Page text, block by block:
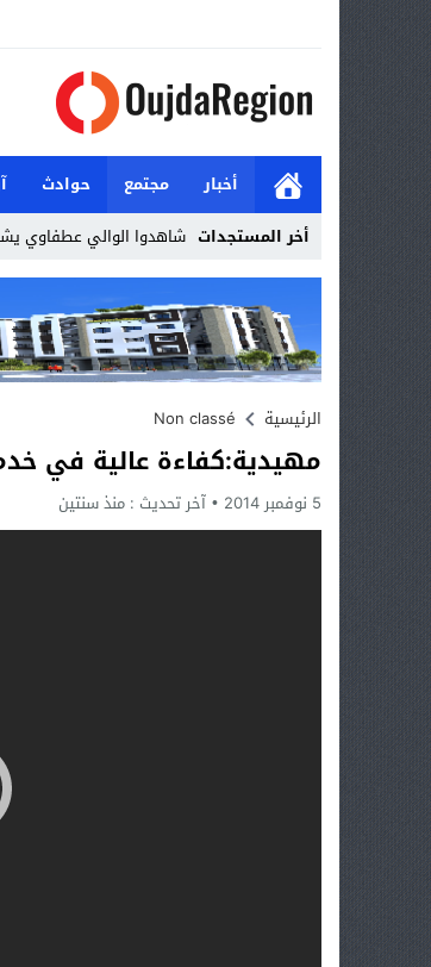
أخبار مجتمع حوادث
أخر المستجدات شاهدوا الوالي عطفاوي
Stop
Previous
Next
الرئيسية
Non classé
مهيدية:كفاءة عالية في
5 نوفمبر 2014 آخر تحديث : منذ سنتين